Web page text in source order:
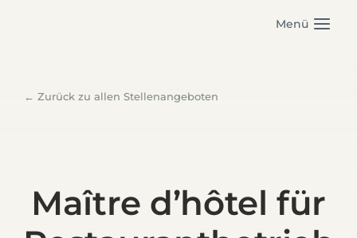
Menü
← Zurück zu allen Stellenangeboten
Maître d’hôtel für